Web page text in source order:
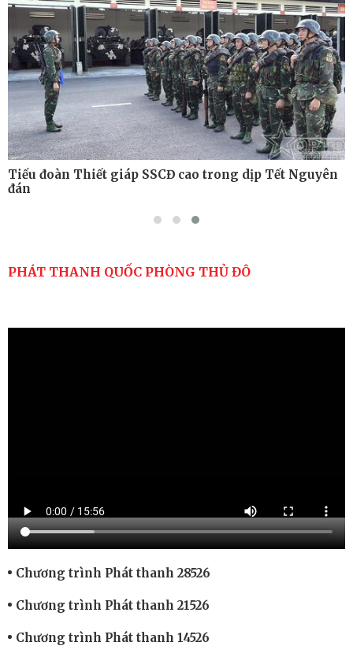
Nơi sinh viên rèn ý trí, luyện kỹ năng
Tiểu đoàn Thiết giáp SSCĐ cao trong dịp Tết Nguyên
đán
PHÁT THANH QUỐC PHÒNG THỦ ĐÔ
Chương trình Phát thanh 28526
Chương trình Phát thanh 21526
Chương trình Phát thanh 14526